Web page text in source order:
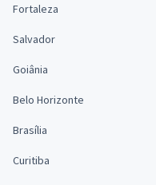
Fortaleza
Salvador
Goiânia
Belo Horizonte
Brasília
Curitiba